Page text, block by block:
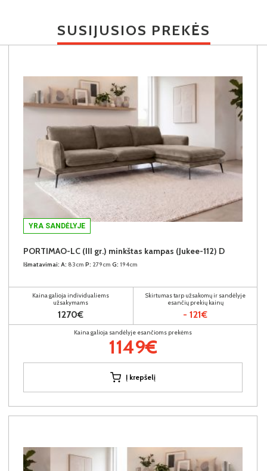
SUSIJUSIOS PREKĖS
YRA SANDĖLYJE
PORTIMAO-LC (III gr.) minkštas kampas (Jukee-112) D
Išmatavimai: A: 83cm P: 279cm G: 194cm
Kaina galioja individualiems
užsakymams
1270€
Skirtumas tarp užsakomų ir sandėlyje
esančių prekių kainų
- 121€
Kaina galioja sandėlyje esančioms prekėms
1149€
Į krepšelį